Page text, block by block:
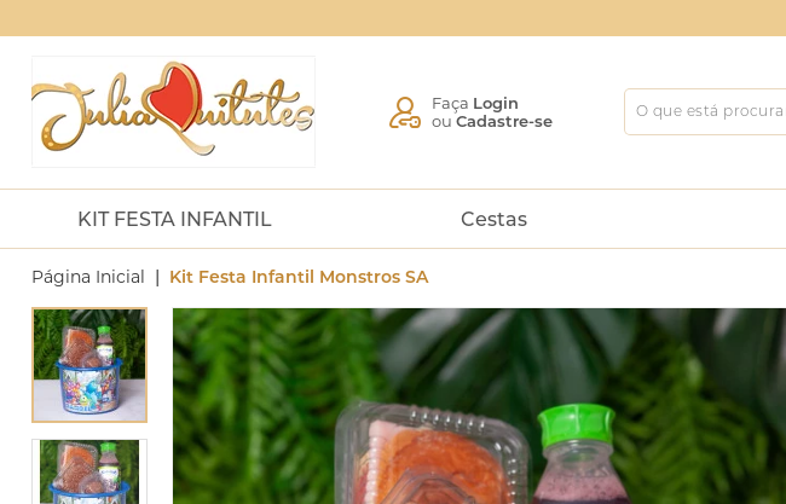
Faça Login
ouCadastre-se
KIT FESTA INFANTIL Cestas
Página Inicial | Kit Festa Infantil Monstros SA